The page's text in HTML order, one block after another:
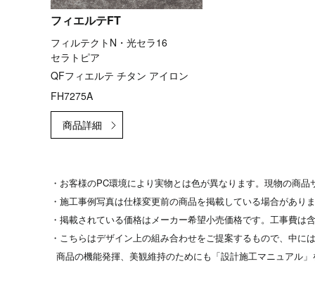
フィエルテFT
フィルテクトN・光セラ16
セラトピア
QFフィエルテ チタン アイロン
FH7275A
・お客様のPC環境により実物とは色が異なります。現物の商
・施工事例写真は仕様変更前の商品を掲載している場合があり
・掲載されている価格はメーカー希望小売価格です。工事費は
・こちらはデザイン上の組み合わせをご提案するもので、中
商品の機能発揮、美観維持のためにも「設計施工マニュアル